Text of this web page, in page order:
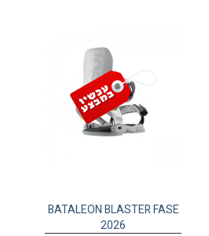
BATALEON BLASTER FASE
2026